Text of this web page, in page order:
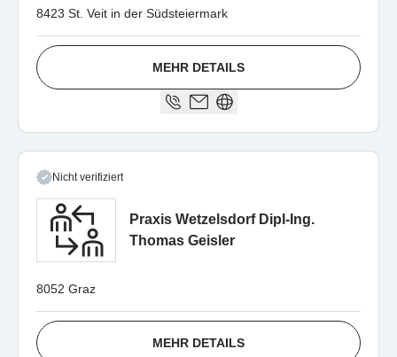
Logotherapie (Logos=Sinn)
8423 St. Veit in der Südsteiermark
MEHR DETAILS
Nicht verifiziert
Praxis Wetzelsdorf Dipl-Ing.
Thomas Geisler
8052 Graz
MEHR DETAILS